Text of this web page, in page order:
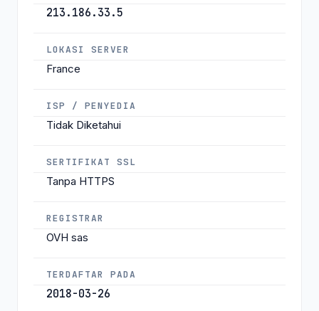
213.186.33.5
LOKASI SERVER
France
ISP / PENYEDIA
Tidak Diketahui
SERTIFIKAT SSL
Tanpa HTTPS
REGISTRAR
OVH sas
TERDAFTAR PADA
2018-03-26